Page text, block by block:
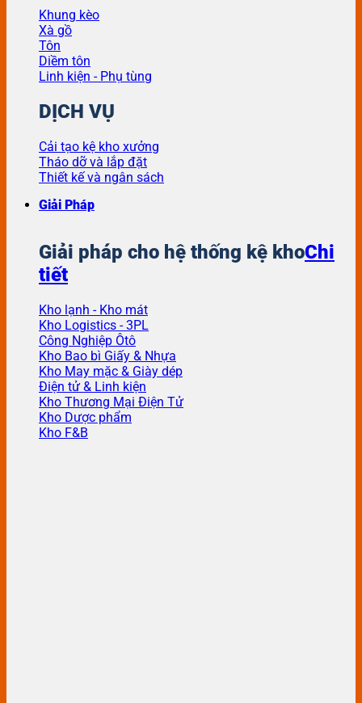
Khung kèo
Xà gồ
Tôn
Diềm tôn
Linh kiện - Phụ tùng
DỊCH VỤ
Cải tạo kệ kho xưởng
Tháo dỡ và lắp đặt
Thiết kế và ngân sách
Giải Pháp
Giải pháp cho hệ thống kệ khoChi
tiết
Kho lạnh - Kho mát
Kho Logistics - 3PL
Công Nghiệp Ôtô
Kho Bao bì Giấy & Nhựa
Kho May mặc & Giày dép
Điện tử & Linh kiện
Kho Thương Mại Điện Tử
Kho Dược phẩm
Kho F&B